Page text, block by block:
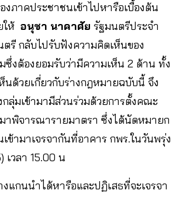
งภาคประชาชนเข้าไปหารือเบื้องต้น
ให้ อนุชา นาคาศัย รัฐมนตรีประจำ
รี กลับไปรับฟังความคิดเห็นของ
ซึ่งต้องยอมรับว่ามีความเห็น 2 ด้าน ทั้ง
นด้วยเกี่ยวกับร่างกฎหมายฉบับนี้ จึง
ลุ่มเข้ามามีส่วนร่วมด้วยการตั้งคณะ
าพิจารณารายมาตรา ซึ่งได้นัดหมายก
ข้ามาเจรจากันที่อาคาร กพร.ในวันพรุ่ง
เวลา 15.00 น
แกนนำได้หารือและปฏิเสธที่จะเจรจา